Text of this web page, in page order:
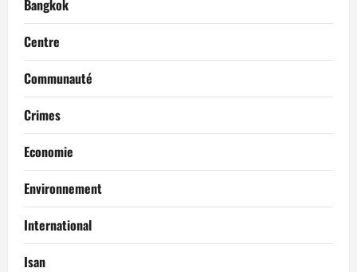
i
c
l
e
Bangkok
Centre
Communauté
Crimes
Economie
Environnement
International
Isan